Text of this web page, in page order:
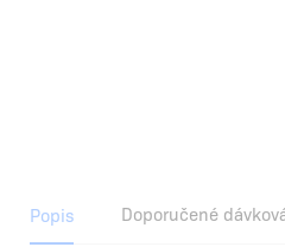
Popis Doporučené